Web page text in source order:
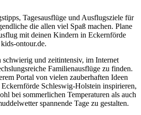
Tagesausflüge und Ausflugsziele für
die allen viel Spaß machen. Plane
mit deinen Kindern in Eckernförde
ontour.de.
schwierig und zeitintensiv, im Internet
Familienausflüge zu finden.
Portal von vielen zauberhaften Ideen
Schleswig-Holstein inspirieren,
bei sommerlichen Temperaturen als auch
spannende Tage zu gestalten.